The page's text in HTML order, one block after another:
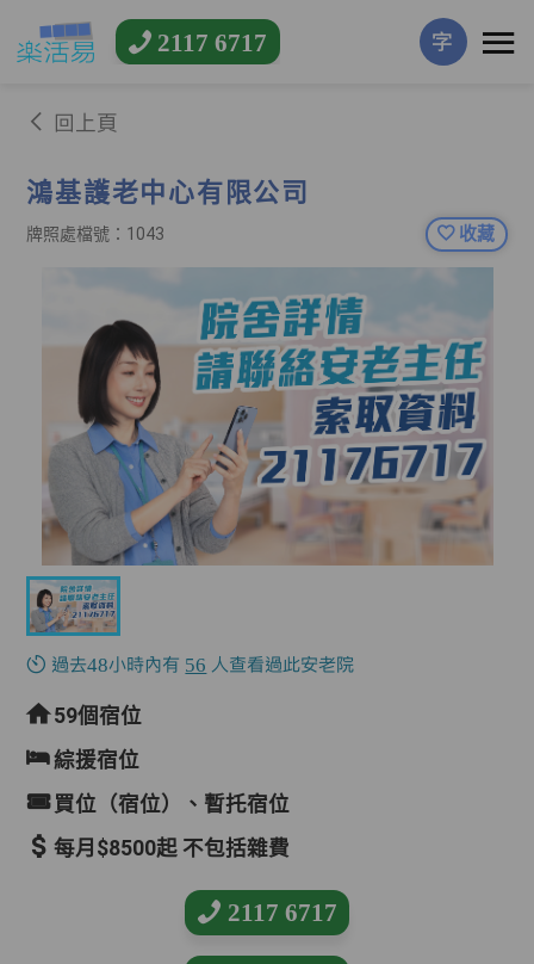
2117 6717 字
回上頁
鴻基護老中心有限公司
牌照處檔號：1043 收藏
過去48小時內有 56 人查看過此安老院
59個宿位
綜援宿位
買位（宿位）、暫托宿位
每月$8500起 不包括雜費
2117 6717